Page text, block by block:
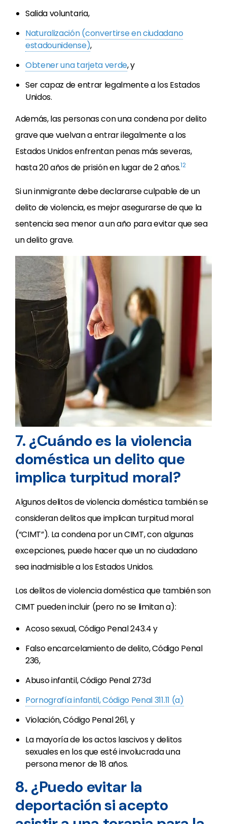
Salida voluntaria,
Naturalización (convertirse en ciudadano
estadounidense),
Obtener una tarjeta verde, y
Ser capaz de entrar legalmente a los Estados
Unidos.
Además, las personas con una condena por delito
grave que vuelvan a entrar ilegalmente a los
Estados Unidos enfrentan penas más severas,
hasta 20 años de prisión en lugar de 2 años.12
Si un inmigrante debe declararse culpable de un
delito de violencia, es mejor asegurarse de que la
sentencia sea menor a un año para evitar que sea
un delito grave.
7. ¿Cuándo es la violencia
doméstica un delito que
implica turpitud moral?
Algunos delitos de violencia doméstica también se
consideran delitos que implican turpitud moral
(“CIMT”). La condena por un CIMT, con algunas
excepciones, puede hacer que un no ciudadano
sea inadmisible a los Estados Unidos.
Los delitos de violencia doméstica que también son
CIMT pueden incluir (pero no se limitan a):
Acoso sexual, Código Penal 243.4 y
Falso encarcelamiento de delito, Código Penal
236,
Abuso infantil, Código Penal 273d
Pornografía infantil, Código Penal 311.11 (a)
Violación, Código Penal 261, y
La mayoría de los actos lascivos y delitos
sexuales en los que esté involucrada una
persona menor de 18 años.
8. ¿Puedo evitar la
deportación si acepto